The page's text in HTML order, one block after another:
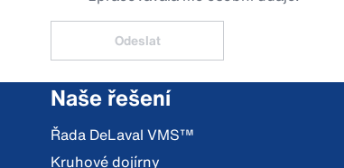
Odeslat
Naše řešení
Řada DeLaval VMS™
Kruhové dojírny